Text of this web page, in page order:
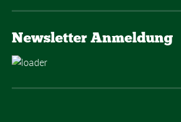
Newsletter Anmeldung